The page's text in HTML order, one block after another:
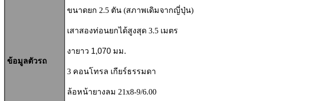
ข้อมูลตัวรถ
ขนาดยก 2.5 ตัน (สภาพเดิมจากญี่ปุ่น)
เสาสองท่อนยกได้สูงสุด 3.5 เมตร
งายาว 1,070 มม.
3 คอนโทรล เกียร์ธรรมดา
ล้อหน้ายางลม 21x8-9/6.00